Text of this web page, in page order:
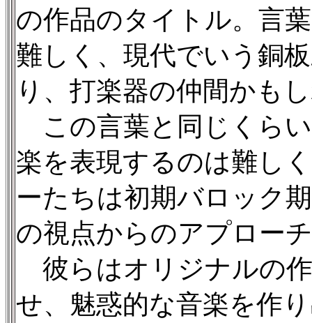
の作品のタイトル。言
難しく、現代でいう銅
り、打楽器の仲間かも
この言葉と同じくら
楽を表現するのは難し
ーたちは初期バロック
の視点からのアプロー
彼らはオリジナルの
せ、魅惑的な音楽を作